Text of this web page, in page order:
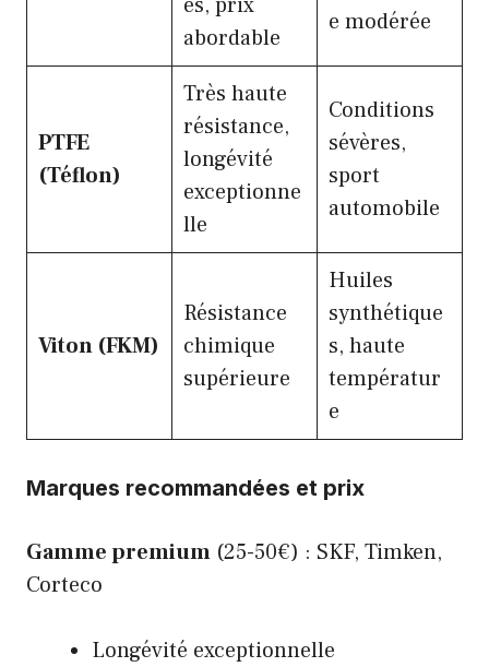
es, prix
abordable
e modérée
PTFE
(Téflon)
Très haute
résistance,
longévité
exceptionne
lle
Conditions
sévères,
sport
automobile
Viton (FKM)
Résistance
chimique
supérieure
Huiles
synthétique
s, haute
températur
e
Marques recommandées et prix
Gamme premium (25-50€) : SKF, Timken,
Corteco
Longévité exceptionnelle